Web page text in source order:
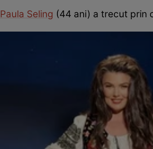
Paula Seling (44 ani) a trecut prin